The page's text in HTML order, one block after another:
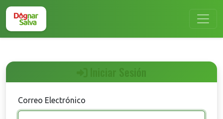
Iniciar Sesión
Correo Electrónico